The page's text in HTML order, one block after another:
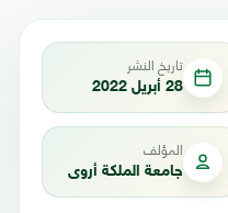
تاريخ النشر
28 أبريل 2022
المؤلف
جامعة الملكة أروى